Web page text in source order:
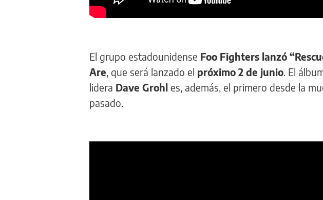
El grupo estadounidense Foo Fighters lanzó
Are , que será lanzado el próximo 2 de junio . El
lidera Dave Grohl es, además, el primero desde la
pasado.